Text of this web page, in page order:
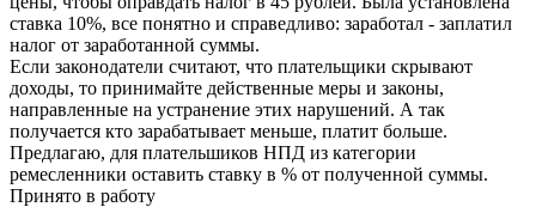
ставка 10%, все понятно и справедливо: заработал - заплатил
налог от заработанной суммы.
Если законодатели считают, что плательщики скрывают
доходы, то принимайте действенные меры и законы,
направленные на устранение этих нарушений. А так
получается кто зарабатывает меньше, платит больше.
Предлагаю, для плательшиков НПД из категории
ремесленники оставить ставку в % от полученной суммы.
Принято в работу